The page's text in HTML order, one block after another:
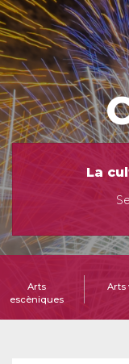
La
Arts
escèniques
Arts